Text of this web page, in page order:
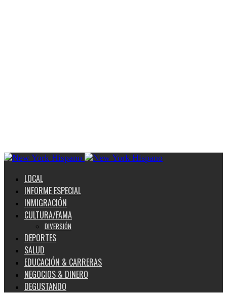
LOCAL
INFORME ESPECIAL
INMIGRACIÓN
CULTURA/FAMA
DIVERSIÓN
DEPORTES
SALUD
EDUCACIÓN & CARRERAS
NEGOCIOS & DINERO
DEGUSTANDO